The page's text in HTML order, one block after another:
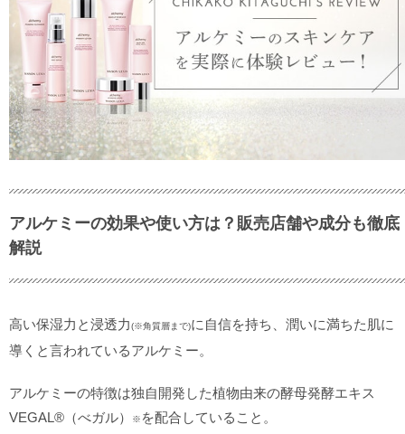
アルケミーの効果や使い方は？販売店舗や成分も徹底
解説
高い保湿力と浸透力(※角質層まで)に自信を持ち、潤いに満ちた肌に
導くと言われているアルケミー。
アルケミーの特徴は独自開発した植物由来の酵母発酵エキス
VEGAL®（べガル）
※ を配合していること。